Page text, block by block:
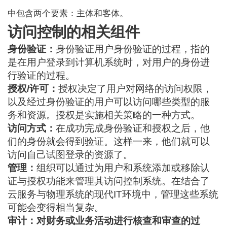
中包含两个要素：主体和客体。
访问控制的相关组件
身份验证：身份验证用户身份验证的过程，指的
是在用户登录到计算机系统时，对用户的身份进
行验证的过程。
授权/许可：授权决定了用户对网络的访问权限，
以及经过身份验证的用户可以访问哪些类型的服
务和资源。授权是实施相关策略的一种方式。
访问方式：在成功完成身份验证和授权之后，他
们的身份就会得到验证。这样一来，他们就可以
访问自己试图登录的资源了。
管理：组织可以通过为用户和系统添加或移除认
证与授权功能来管理其访问控制系统。在结合了
云服务与物理系统的现代IT环境中，管理这些系统
可能会变得相当复杂。
审计：对财务或业务活动进行核查和审查的过